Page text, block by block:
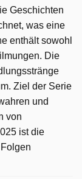
Geschichten
was eine
enthält sowohl
Die
Ziel der Serie
und
von
ist die